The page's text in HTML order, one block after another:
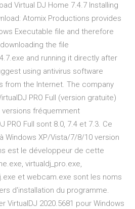
Virtual DJ Home 7.4.7 Installing
Atomix Productions provides
Executable file and therefore
the file
and running it directly after
using antivirus software
from the Internet. The company
PRO Full (version gratuite)
fréquemment
PRO Full sont 8.0, 7.4 et 7.3. Ce
Windows XP/Vista/7/8/10 version
est le développeur de cette
virtualdj_pro.exe,
et webcam.exe sont les noms
d'installation du programme.
VirtualDJ 2020.5681 pour Windows